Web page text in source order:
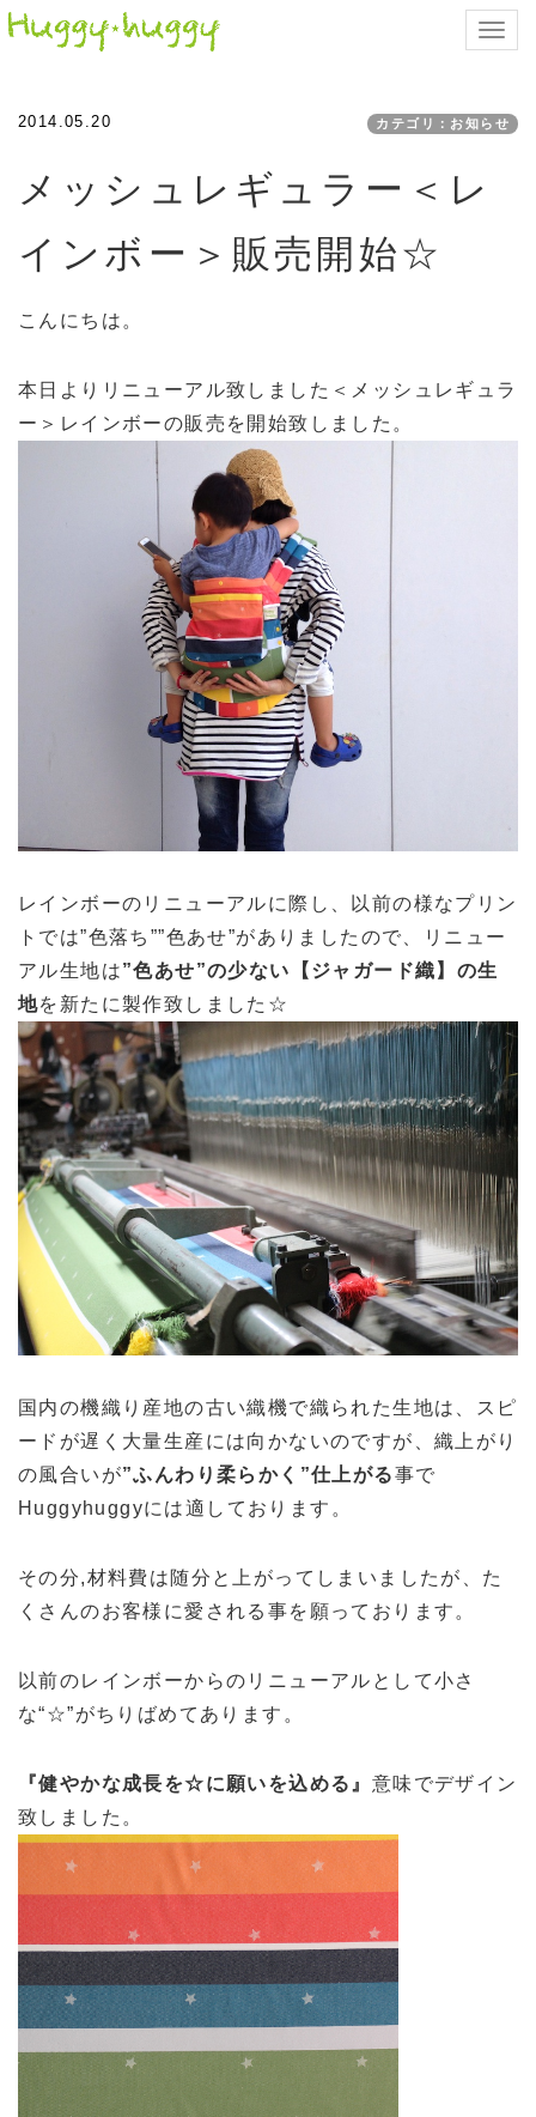
2014.05.20 カテゴリ：お知らせ
メッシュレギュラー＜レ
インボー＞販売開始☆
こんにちは。
本日よりリニューアル致しました＜メッシュレギュラ
ー＞レインボーの販売を開始致しました。
レインボーのリニューアルに際し、以前の様なプリン
トでは”色落ち””色あせ”がありましたので、リニュー
アル生地は”色あせ”の少ない【ジャガード織】の生
地を新たに製作致しました☆
国内の機織り産地の古い織機で織られた生地は、スピ
ードが遅く大量生産には向かないのですが、織上がり
の風合いが”ふんわり柔らかく”仕上がる事で
Huggyhuggyには適しております。
その分,材料費は随分と上がってしまいましたが、た
くさんのお客様に愛される事を願っております。
以前のレインボーからのリニューアルとして小さ
な“☆”がちりばめてあります。
『健やかな成長を☆に願いを込める』 意味でデザイン
致しました。